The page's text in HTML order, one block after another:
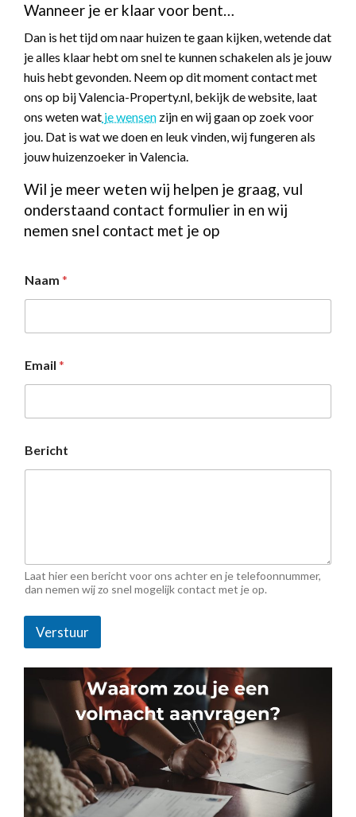
Wanneer je er klaar voor bent…
Dan is het tijd om naar huizen te gaan kijken, wetende dat
je alles klaar hebt om snel te kunnen schakelen als je jouw
huis hebt gevonden. Neem op dit moment contact met
ons op bij Valencia-Property.nl, bekijk de website, laat
ons weten wat je wensen zijn en wij gaan op zoek voor
jou. Dat is wat we doen en leuk vinden, wij fungeren als
jouw huizenzoeker in Valencia.
Wil je meer weten wij helpen je graag, vul
onderstaand contact formulier in en wij
nemen snel contact met je op
Naam *
Email *
Bericht
Laat hier een bericht voor ons achter en je telefoonnummer,
dan nemen wij zo snel mogelijk contact met je op.
Verstuur